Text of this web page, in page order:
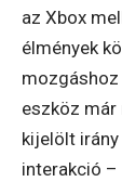
az Xbox
élmények
mozgáshoz
eszköz már
kijelölt
interakció